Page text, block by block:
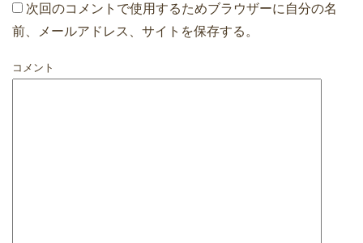
次回のコメントで使用するためブラウザーに自分の名
前、メールアドレス、サイトを保存する。
コメント